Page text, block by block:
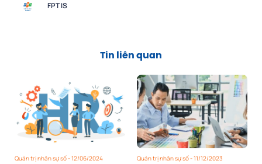
FPT IS
Tin liên quan
Quản trị nhân sự số - 12/06/2024 Quản trị nhân sự số - 11/12/2023